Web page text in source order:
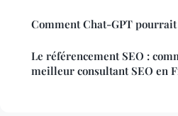
Comment Chat-GPT
Le référencement SEO :
meilleur consultant SEO en